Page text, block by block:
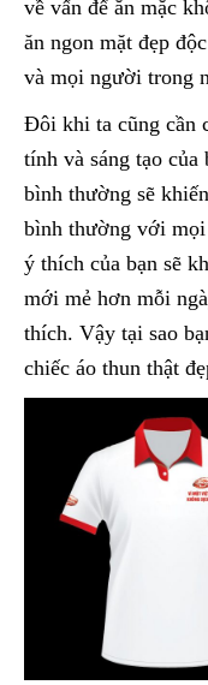
về vấn để ăn mặc
ăn ngon mặt đẹp
và mọi người trong
Đôi khi ta cũng cần
tính và sáng tạo
bình thường sẽ
bình thường với
ý thích của bạn sẽ
mới mẻ hơn mỗi
thích. Vậy tại sao
chiếc áo thun thật